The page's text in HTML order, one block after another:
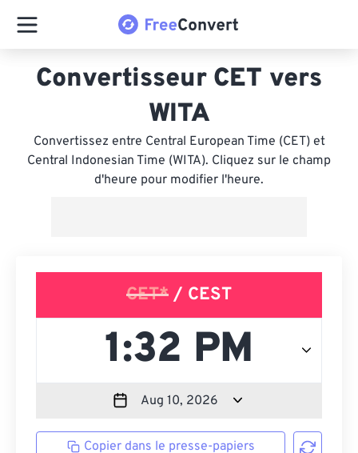
Convertisseur CET vers
WITA
Convertissez entre Central European Time (CET) et
Central Indonesian Time (WITA). Cliquez sur le champ
d'heure pour modifier l'heure.
CET* / CEST
Copier dans le presse-papiers